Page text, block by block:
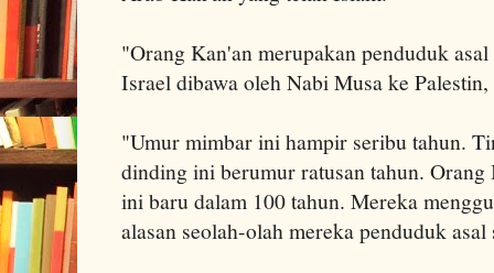
"Orang Kan'an merupakan penduduk
Israel dibawa oleh Nabi Musa ke
"Umur mimbar ini hampir seribu tahun.
dinding ini berumur ratusan tahun.
ini baru dalam 100 tahun. Mereka
alasan seolah-olah mereka penduduk